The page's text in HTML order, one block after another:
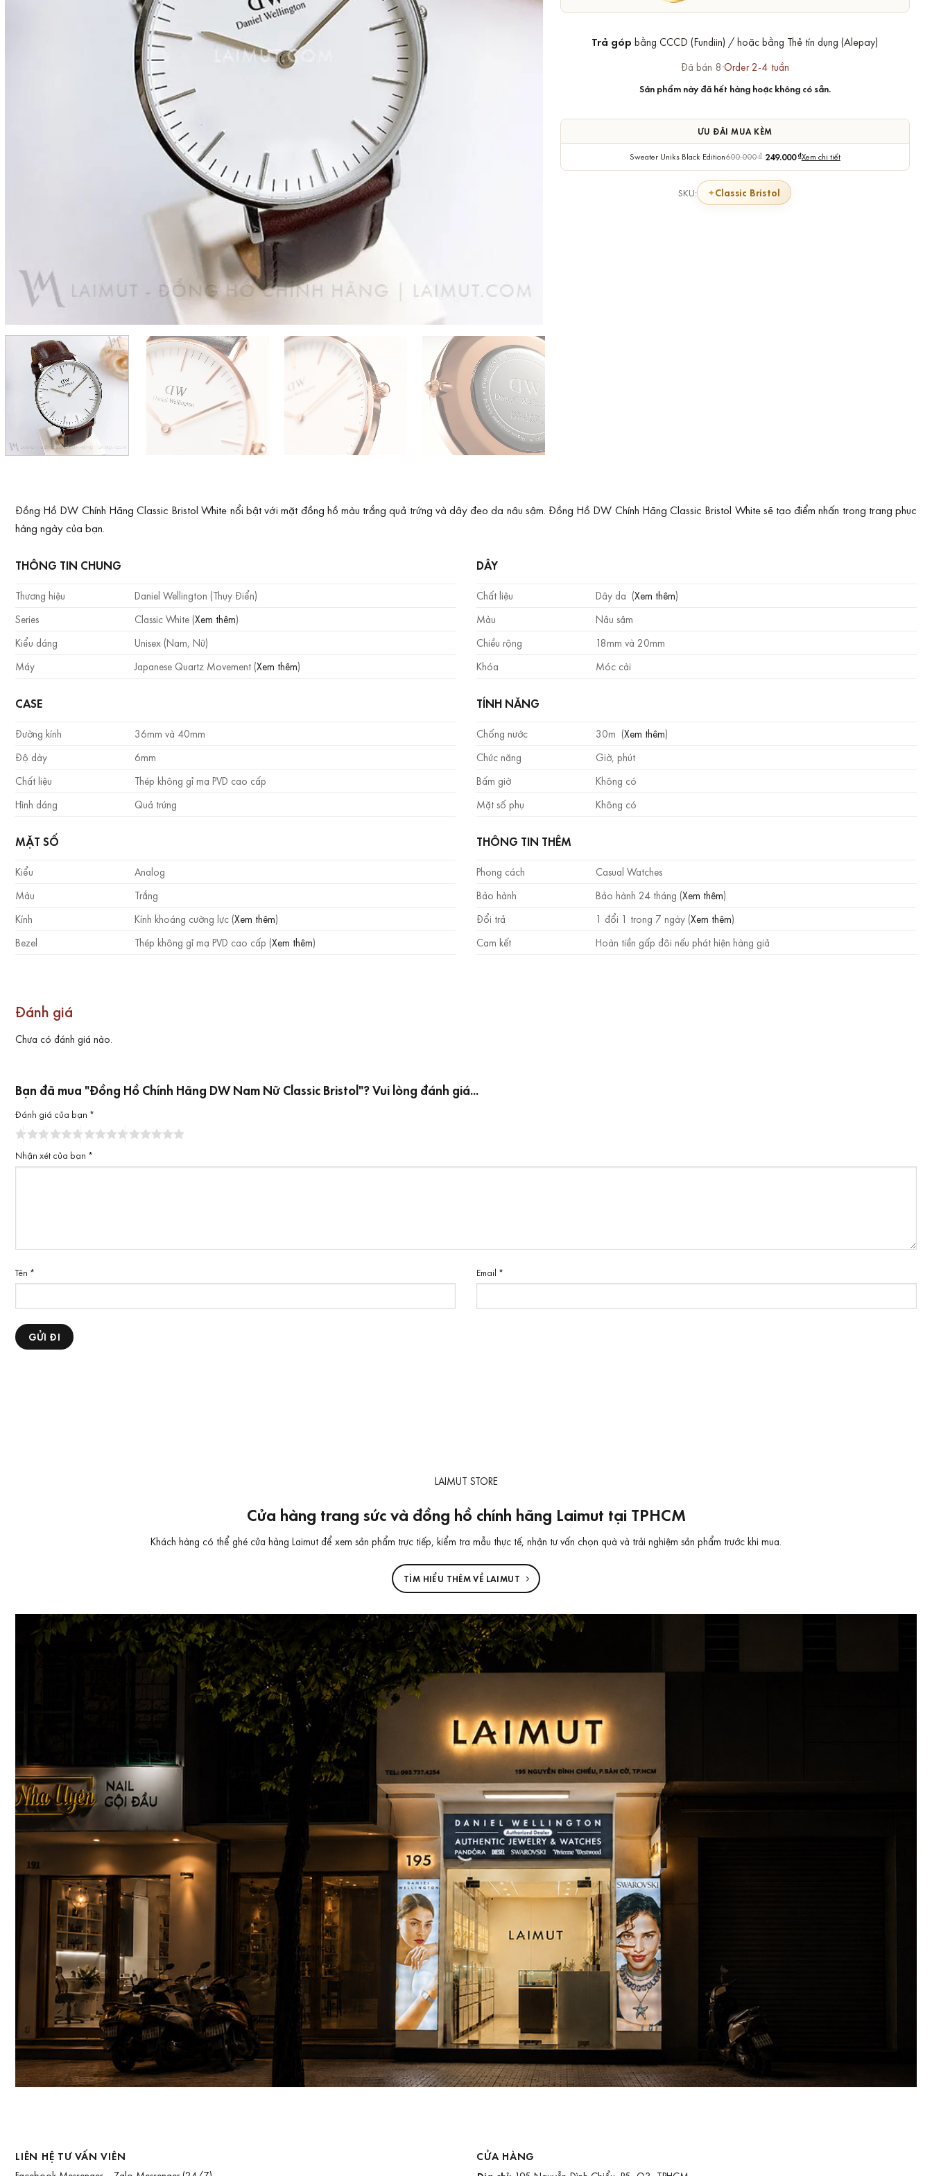
Trả góp bằng CCCD (Fundiin) / hoặc bằng Thẻ tín dụng (Alepay)
Đã bán 8·Order 2-4 tuần
Sản phẩm này đã hết hàng hoặc không có sẵn.
ƯU ĐÃI MUA KÈM
Sweater Uniks Black Edition600.000₫ 249.000₫Xem chi tiết
SKU: Classic Bristol
Đồng Hồ DW Chính Hãng Classic Bristol White nổi bật với mặt đồng hồ màu trắng quả trứng và dây đeo da nâu sậm. Đồng Hồ DW Chính Hãng Classic Bristol White sẽ tạo điểm nhấn trong trang phục
hàng ngày của bạn.
THÔNG TIN CHUNG
Thương hiệu
Daniel Wellington (Thụy Điển)
Series
Classic White (Xem thêm)
Kiểu dáng
Unisex (Nam, Nữ)
Máy
Japanese Quartz Movement (Xem thêm)
CASE
Đường kính
36mm và 40mm
Độ dày
6mm
Chất liệu
Thép không gỉ mạ PVD cao cấp
Hình dáng
Quả trứng
MẶT SỐ
Kiểu
Analog
Màu
Trắng
Kính
Kính khoáng cường lực (Xem thêm)
Bezel
Thép không gỉ mạ PVD cao cấp (Xem thêm)
DÂY
Chất liệu Dây da (Xem thêm)
Màu
Nâu sậm
Chiều rộng
18mm và 20mm
Khóa
Móc cài
TÍNH NĂNG
Chống nước 30m (Xem thêm)
Chức năng
Giờ, phút
Bấm giờ
Không có
Mặt số phụ
Không có
THÔNG TIN THÊM
Phong cách
Casual Watches
Bảo hành
Bảo hành 24 tháng (Xem thêm)
Đổi trả
1 đổi 1 trong 7 ngày (Xem thêm)
Cam kết
Hoàn tiền gấp đôi nếu phát hiện hàng giả
Đánh giá
Chưa có đánh giá nào.
Bạn đã mua "Đồng Hồ Chính Hãng DW Nam Nữ Classic Bristol"? Vui lòng đánh giá...
Đánh giá của bạn *
Nhận xét của bạn *
Tên * Email *
LAIMUT STORE
Cửa hàng trang sức và đồng hồ chính hãng Laimut tại TPHCM
Khách hàng có thể ghé cửa hàng Laimut để xem sản phẩm trực tiếp, kiểm tra mẫu thực tế, nhận tư vấn chọn quà và trải nghiệm sản phẩm trước khi mua.
TÌM HIỂU THÊM VỀ LAIMUT
LIÊN HỆ TƯ VẤN VIÊN
CỬA HÀNG